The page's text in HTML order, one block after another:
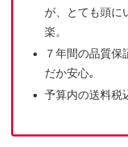
が、とても頭に
楽。
７年間の品質保
だか安心｡
予算内の送料税